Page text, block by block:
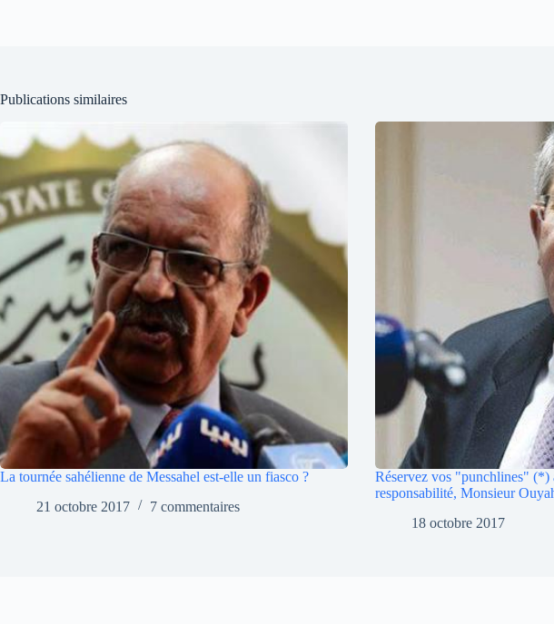
Publications similaires
La tournée sahélienne de Messahel est-elle un fiasco ?
21 octobre 2017
7 commentaires
Réservez vos "punchlines" (*)
responsabilité, Monsieur
18 octobre 2017